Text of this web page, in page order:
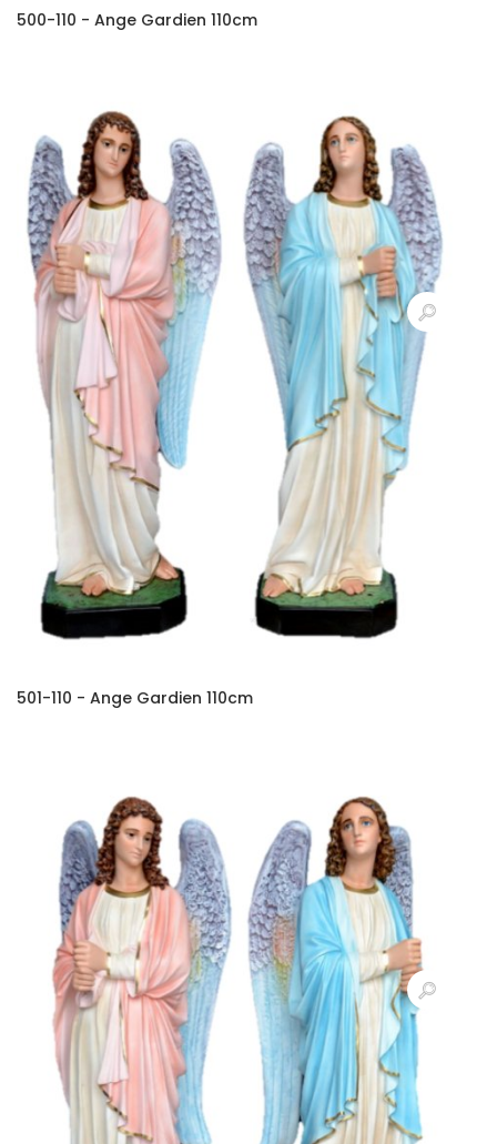
500-110 - Ange Gardien 110cm
501-110 - Ange Gardien 110cm